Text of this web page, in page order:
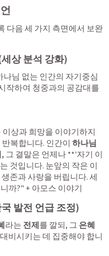
다음 세 가지 측면에서 보완
상 분석 강화)
님 없는 인간의 자기중심
작하여 청중과의 공감대를
상과 희망을 이야기하지
복합니다. 인간이 하나님
그 결말은 언제나 **'자기 이
것입니다. 눈앞의 작은 이
존과 사랑을 버립니다. 세
까?" + 아모스 이야기
발전 언급 조정)
라는 전제를 깔되, 그 은혜
비시키는 데 집중해야 합니